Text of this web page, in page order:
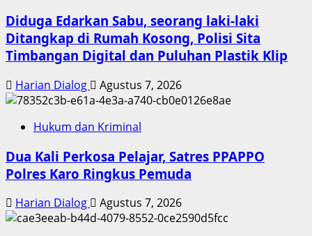
Diduga Edarkan Sabu, seorang laki-laki
Ditangkap di Rumah Kosong, Polisi Sita
Timbangan Digital dan Puluhan Plastik Klip
Harian Dialog Agustus 7, 2026
Hukum dan Kriminal
Dua Kali Perkosa Pelajar, Satres PPAPPO
Polres Karo Ringkus Pemuda
Harian Dialog Agustus 7, 2026